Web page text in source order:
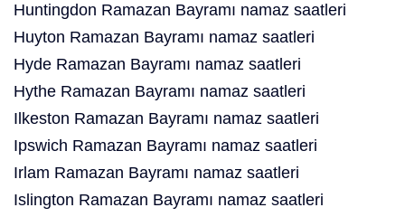
Huntingdon Ramazan Bayramı namaz saatleri
Huyton Ramazan Bayramı namaz saatleri
Hyde Ramazan Bayramı namaz saatleri
Hythe Ramazan Bayramı namaz saatleri
Ilkeston Ramazan Bayramı namaz saatleri
Ipswich Ramazan Bayramı namaz saatleri
Irlam Ramazan Bayramı namaz saatleri
Islington Ramazan Bayramı namaz saatleri